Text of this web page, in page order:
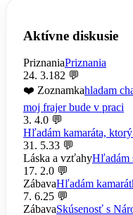
Aktívne diskusie
PriznaniaPriznania
24. 3.182 💬
❤️ Zoznamkahladam
moj frajer bude v praci
3. 4.0 💬
Hľadám kamaráta,
31. 5.33 💬
Láska a vzťahyHľadám
17. 2.0 💬
ZábavaHľadám
7. 6.25 💬
ZábavaSkúsenosť s